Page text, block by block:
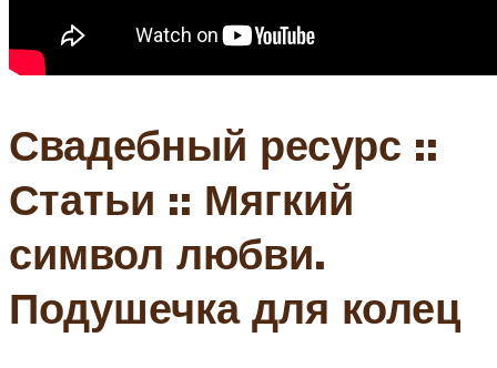
Свадебный ресурс ::
Статьи :: Мягкий
символ любви.
Подушечка для колец